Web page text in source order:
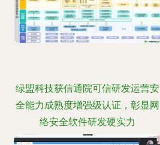
绿盟科技获信通院可信研发运营安
全能力成熟度增强级认证，彰显网
络安全软件研发硬实力